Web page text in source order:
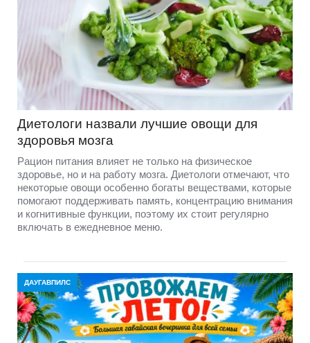
Диетологи назвали лучшие овощи для
здоровья мозга
Рацион питания влияет не только на физическое
здоровье, но и на работу мозга. Диетологи отмечают, что
некоторые овощи особенно богаты веществами, которые
помогают поддерживать память, концентрацию внимания
и когнитивные функции, поэтому их стоит регулярно
включать в ежедневное меню.
ДАУГАВПИЛС